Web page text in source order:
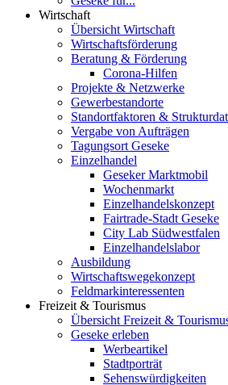
Wirtschaft
Übersicht Wirtschaft
Wirtschaftsförderung
Beratung & Förderung
Corona-Hilfen
Projekte & Netzwerke
Gewerbestandorte
Standortfaktoren &
Vergabe von Aufträgen
Tagungsort Geseke
Einzelhandel
Geseker Marktmobil
Wochenmarkt
Einzelhandelskonzept
Fairtrade-Stadt Geseke
City Lab Südwestfalen
Einzelhandelslabor
Ausbildung
Wirtschaftswegekonzept
Feldmarkinteressenten
Freizeit & Tourismus
Übersicht Freizeit &
Geseke erleben
Werbeartikel
Stadtporträt
Sehenswürdigkeiten